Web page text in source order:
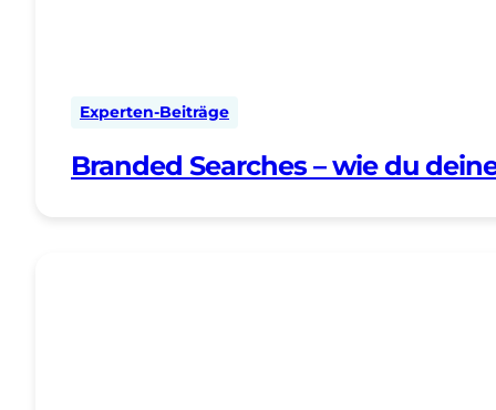
Experten-Beiträge
Branded Searches – wie du